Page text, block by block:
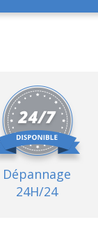
Dépannage
24H/24